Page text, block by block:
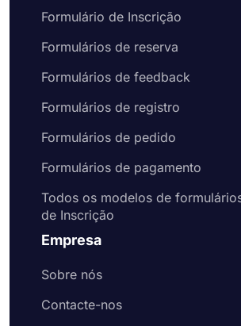
Formulário de Inscrição
Formulários de reserva
Formulários de feedback
Formulários de registro
Formulários de pedido
Formulários de pagamento
Todos os modelos de
de Inscrição
Empresa
Sobre nós
Contacte-nos